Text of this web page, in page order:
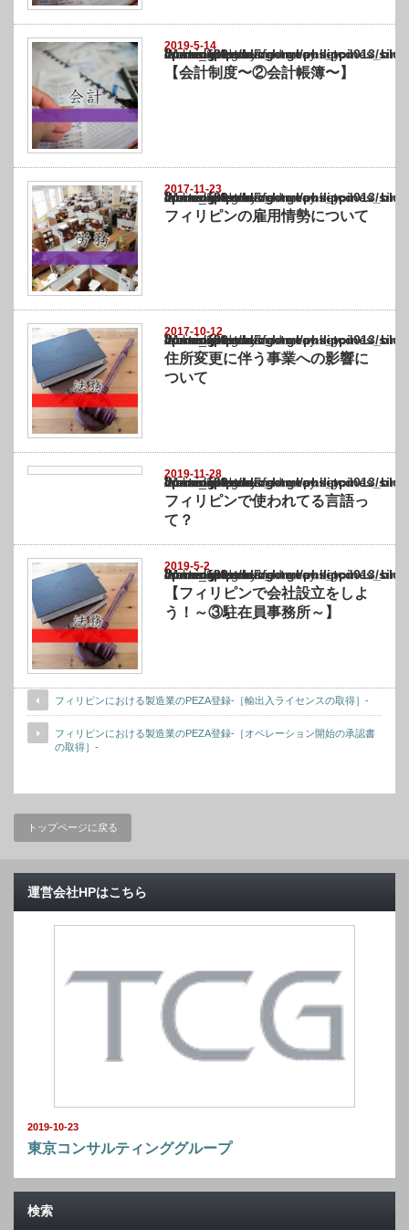
2019-5-14
Warning
: Undefined array key "show_category" in
/home/netst/kuno-cpa.co.jp/public_html/philippines_blog/wp-content/themes/
on line183
【会計制度〜②会計帳簿〜】
2017-11-23
Warning
: Undefined array key "show_category" in
/home/netst/kuno-cpa.co.jp/public_html/philippines_blog/wp-content/themes/
on line183
フィリピンの雇用情勢について
2017-10-12
Warning
: Undefined array key "show_category" in
/home/netst/kuno-cpa.co.jp/public_html/philippines_blog/wp-content/themes/
on line183
住所変更に伴う事業への影響に
ついて
2019-11-28
Warning
: Undefined array key "show_category" in
/home/netst/kuno-cpa.co.jp/public_html/philippines_blog/wp-content/themes/
on line183
フィリピンで使われてる言語っ
て？
2019-5-2
Warning
: Undefined array key "show_category" in
/home/netst/kuno-cpa.co.jp/public_html/philippines_blog/wp-content/themes/
on line183
【フィリピンで会社設立をしよ
う！～③駐在員事務所～】
フィリピンにおける製造業のPEZA登録-［輸出入ライセンスの取得］-
フィリピンにおける製造業のPEZA登録-［オペレーション開始の承認書
の取得］-
トップページに戻る
運営会社HPはこちら
2019-10-23
東京コンサルティンググループ
検索